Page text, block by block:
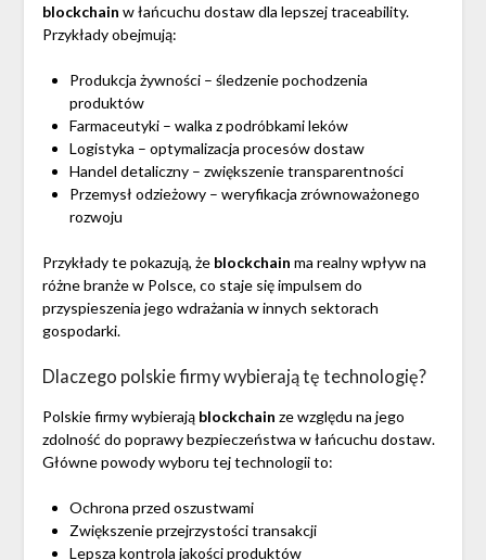
blockchain w łańcuchu dostaw dla lepszej traceability.
Przykłady obejmują:
Produkcja żywności – śledzenie pochodzenia
produktów
Farmaceutyki – walka z podróbkami leków
Logistyka – optymalizacja procesów dostaw
Handel detaliczny – zwiększenie transparentności
Przemysł odzieżowy – weryfikacja zrównoważonego
rozwoju
Przykłady te pokazują, że blockchain ma realny wpływ na
różne branże w Polsce, co staje się impulsem do
przyspieszenia jego wdrażania w innych sektorach
gospodarki.
Dlaczego polskie firmy wybierają tę technologię?
Polskie firmy wybierają blockchain ze względu na jego
zdolność do poprawy bezpieczeństwa w łańcuchu dostaw.
Główne powody wyboru tej technologii to:
Ochrona przed oszustwami
Zwiększenie przejrzystości transakcji
Lepsza kontrola jakości produktów